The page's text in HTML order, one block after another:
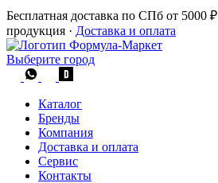
Бесплатная доставка по СПб от 5000 ₽
продукция · Доставка и оплата
Выберите город
Каталог
Бренды
Компания
Доставка и оплата
Сервис
Контакты